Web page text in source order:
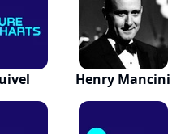
Henry Mancini